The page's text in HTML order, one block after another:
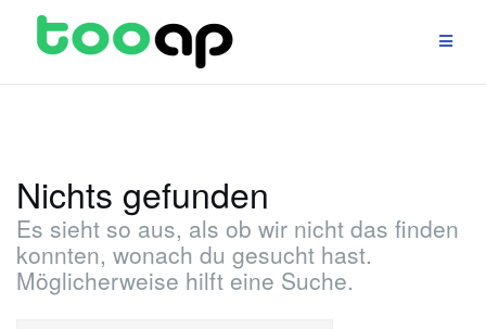
Inhalt
Nichts gefunden
Es sieht so aus, als ob wir nicht das finden
konnten, wonach du gesucht hast.
Möglicherweise hilft eine Suche.